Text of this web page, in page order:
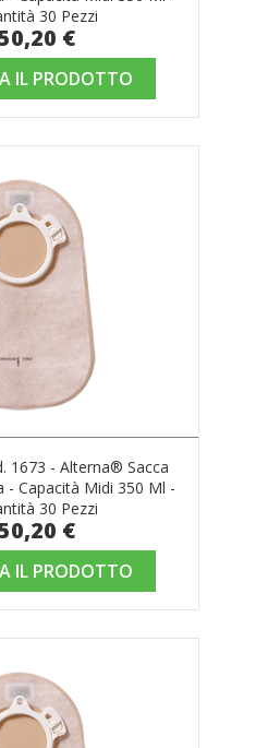
30 Pezzi
€
IL PRODOTTO
1673 - Alterna® Sacca
- Capacità Midi 350 Ml -
30 Pezzi
€
IL PRODOTTO